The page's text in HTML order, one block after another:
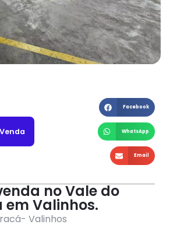
Venda
Facebook
WhatsApp
Email
no Vale do
Valinhos.
- Valinhos